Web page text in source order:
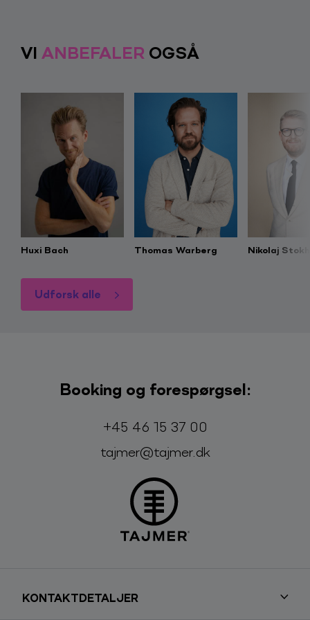
2015 samt efterfølgeren ”Mit Spanien” fra 2016.
Desuden udgav Hans en portrætbog i oktober 2016.
VI ANBEFALER OGSÅ
Udforsk alle
Huxi Bach Thomas Warberg Nikolaj
Booking og forespørgsel:
Telefon:
+45 46 15 37 00
E-mail:
tajmer@tajmer.dk
KONTAKTDETALJER